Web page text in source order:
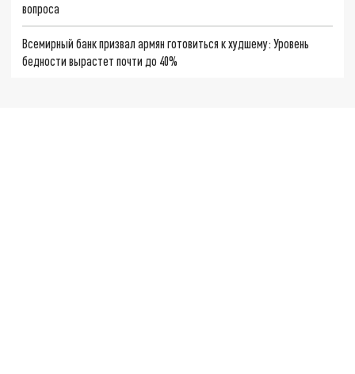
вопроса
Всемирный банк призвал армян готовиться к худшему: Уровень
бедности вырастет почти до 40%